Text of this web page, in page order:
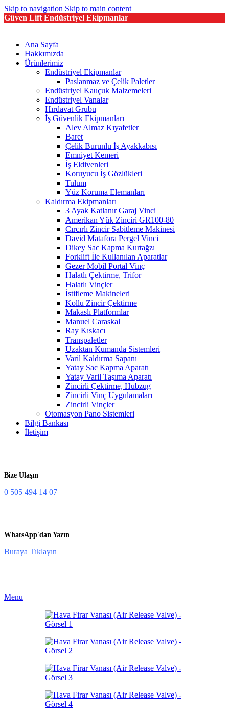
Skip to navigation Skip to main content
Güven Lift Endüstriyel Ekipmanlar
Ana Sayfa
Hakkımızda
Ürünlerimiz
Endüstriyel Ekipmanlar
Paslanmaz ve Çelik Paletler
Endüstriyel Kauçuk Malzemeleri
Endüstriyel Vanalar
Hırdavat Grubu
İş Güvenlik Ekipmanları
Alev Almaz Kıyafetler
Baret
Çelik Burunlu İş Ayakkabısı
Emniyet Kemeri
İş Eldivenleri
Koruyucu İş Gözlükleri
Tulum
Yüz Koruma Elemanları
Kaldırma Ekipmanları
3 Ayak Katlanır Garaj Vinci
Amerikan Yük Zinciri GR100-80
Cırcırlı Zincir Sabitleme Makinesi
David Matafora Pergel Vinci
Dikey Sac Kapma Kurtağzı
Forklift İle Kullanılan Aparatlar
Gezer Mobil Portal Vinç
Halatlı Çektirme, Trifor
Halatlı Vinçler
İstifleme Makineleri
Kollu Zincir Çektirme
Makaslı Platformlar
Manuel Caraskal
Ray Kıskacı
Transpaletler
Uzaktan Kumanda Sistemleri
Varil Kaldırma Sapanı
Yatay Sac Kapma Aparatı
Yatay Varil Taşıma Aparatı
Zincirli Çektirme, Hubzug
Zincirli Vinç Uygulamaları
Zincirli Vinçler
Otomasyon Pano Sistemleri
Bilgi Bankası
İletişim
Bize Ulaşın
0 505 494 14 07
WhatsApp'dan Yazın
Buraya Tıklayın
Menu